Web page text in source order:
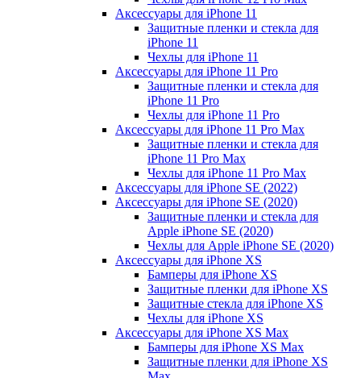
Аксессуары для iPhone 11
Защитные пленки и стекла для
iPhone 11
Чехлы для iPhone 11
Аксессуары для iPhone 11 Pro
Защитные пленки и стекла для
iPhone 11 Pro
Чехлы для iPhone 11 Pro
Аксессуары для iPhone 11 Pro Max
Защитные пленки и стекла для
iPhone 11 Pro Max
Чехлы для iPhone 11 Pro Max
Аксессуары для iPhone SE (2022)
Аксессуары для iPhone SE (2020)
Защитные пленки и стекла для
Apple iPhone SE (2020)
Чехлы для Apple iPhone SE (2020)
Аксессуары для iPhone ХS
Бамперы для iPhone ХS
Защитные пленки для iPhone ХS
Защитные стекла для iPhone ХS
Чехлы для iPhone ХS
Аксессуары для iPhone ХS Max
Бамперы для iPhone XS Max
Защитные пленки для iPhone XS